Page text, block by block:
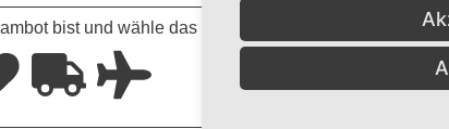
bist und wähle das Symbol